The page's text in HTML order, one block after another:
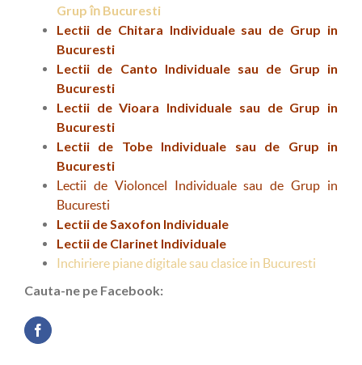
Grupîn Bucuresti
Lectii de Chitara Individuale sau de Grup in
Bucuresti
Lectii de Canto Individuale sau de Grup in
Bucuresti
Lectii de Vioara Individuale sau de Grup in
Bucuresti
Lectii de Tobe Individuale sau de Grup in
Bucuresti
Lectii de Violoncel Individuale sau de Grup in
Bucuresti
Lectii de Saxofon Individuale
Lectii de Clarinet Individuale
Inchiriere piane digitale sau clasice in Bucuresti
Cauta-ne pe Facebook: